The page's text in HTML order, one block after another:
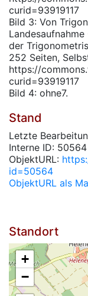
curid=93919117
Bild 3: Von
der
252 Seiten,
https://
curid=93919117
Bild 4: ohne7.
Stand
Letzte
Interne ID: 50564
ObjektURL:
id=50564
ObjektURL als
Standort
+
−